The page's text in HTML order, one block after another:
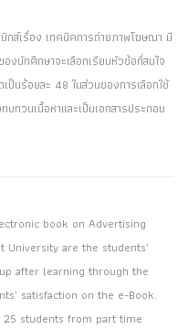
กส์เรื่อง เทคนิคการถ่ายภาพโฆษณา มี
งนักศึกษาจะเลือกเรียนหัวข้อที่สนใจ
นร้อยละ 48 ในส่วนของการเลือกใช้
ทวนเนื้อหาและเป็นเอกสารประกอบ
book on Advertising
University are the students’
after learning through the
satisfaction on the e-Book.
students from part time